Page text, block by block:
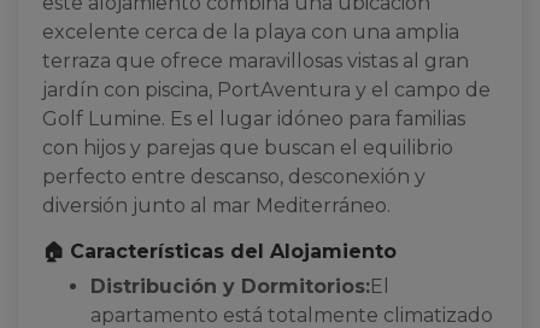
excelente cerca de la playa con una amplia
terraza que ofrece maravillosas vistas al gran
jardín con piscina, PortAventura y el campo de
Golf Lumine. Es el lugar idóneo para familias
con hijos y parejas que buscan el equilibrio
perfecto entre descanso, desconexión y
diversión junto al mar Mediterráneo.
🏠 Características del Alojamiento
Distribución y Dormitorios:El
apartamento está totalmente climatizado